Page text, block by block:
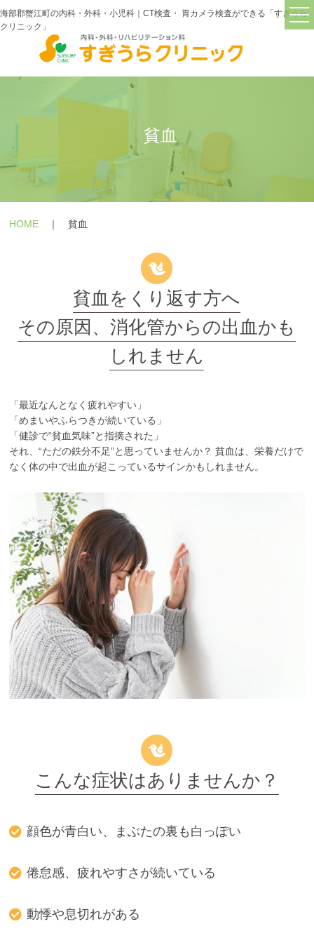
海部郡蟹江町の内科・外科・小児科｜CT検査・ 胃カメラ検査ができる「すぎうら
クリニック」
すぎうらクリニックについて
診療・検査機器紹介
交通アクセス
診療内容
お知らせ
お問い合わせ
貧血
HOME ｜ 貧血
貧血をくり返す方へ
その原因、消化管からの出血かも
しれません
「最近なんとなく疲れやすい」
「めまいやふらつきが続いている」
「健診で“貧血気味”と指摘された」
それ、“ただの鉄分不足”と思っていませんか？ 貧血は、栄養だけで
なく体の中で出血が起こっているサインかもしれません。
こんな症状はありませんか？
顔色が青白い、まぶたの裏も白っぽい
倦怠感、疲れやすさが続いている
動悸や息切れがある